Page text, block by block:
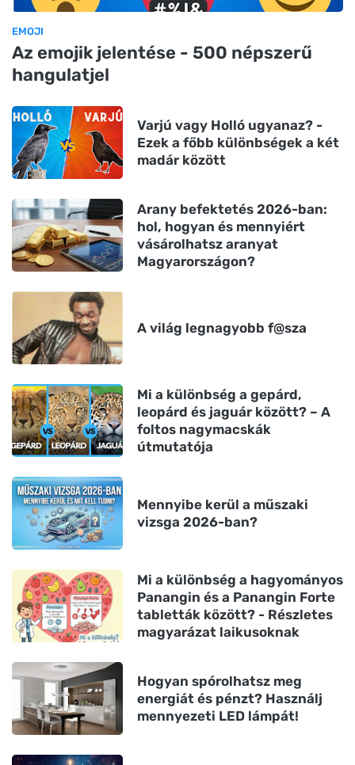
EMOJI
Az emojik jelentése - 500 népszerű
hangulatjel
Varjú vagy Holló ugyanaz? -
Ezek a főbb különbségek a két
madár között
Arany befektetés 2026-ban:
hol, hogyan és mennyiért
vásárolhatsz aranyat
Magyarországon?
A világ legnagyobb f@sza
Mi a különbség a gepárd,
leopárd és jaguár között? – A
foltos nagymacskák
útmutatója
Mennyibe kerül a műszaki
vizsga 2026-ban?
Mi a különbség a hagyományos
Panangin és a Panangin Forte
tabletták között? - Részletes
magyarázat laikusoknak
Hogyan spórolhatsz meg
energiát és pénzt? Használj
mennyezeti LED lámpát!